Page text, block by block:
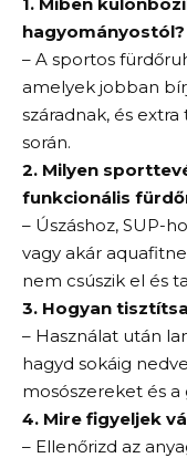
hagyományostól?
– A sportos
amelyek jobban
száradnak, és
során.
2. Milyen
funkcionális
– Úszáshoz, SUP-
vagy akár
nem csúszik el és
3. Hogyan
– Használat után
hagyd sokáig
mosószereket és a
4. Mire figyeljek
– Ellenőrizd az